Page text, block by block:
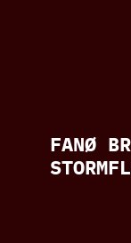
FANØ